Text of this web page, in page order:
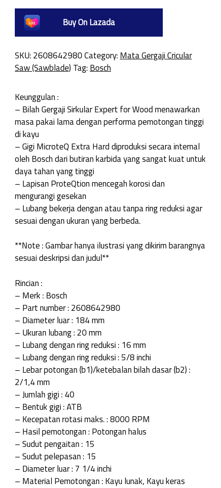
Buy On Lazada
SKU: 2608642980Category: Mata Gergaji Cricular
Saw (Sawblade) Tag: Bosch
Keunggulan :
– Bilah Gergaji Sirkular Expert for Wood menawarkan
masa pakai lama dengan performa pemotongan tinggi
di kayu
– Gigi MicroteQ Extra Hard diproduksi secara internal
oleh Bosch dari butiran karbida yang sangat kuat untuk
daya tahan yang tinggi
– Lapisan ProteQtion mencegah korosi dan
mengurangi gesekan
– Lubang bekerja dengan atau tanpa ring reduksi agar
sesuai dengan ukuran yang berbeda.
**Note : Gambar hanya ilustrasi yang dikirim barangnya
sesuai deskripsi dan judul**
Rincian :
– Merk : Bosch
– Part number : 2608642980
– Diameter luar : 184 mm
– Ukuran lubang : 20 mm
– Lubang dengan ring reduksi : 16 mm
– Lubang dengan ring reduksi : 5/8 inchi
– Lebar potongan (b1)/ketebalan bilah dasar (b2) :
2/1,4 mm
– Jumlah gigi : 40
– Bentuk gigi : ATB
– Kecepatan rotasi maks. : 8000 RPM
– Hasil pemotongan : Potongan halus
– Sudut pengaitan : 15
– Sudut pelepasan : 15
– Diameter luar : 7 1/4 inchi
– Material Pemotongan : Kayu lunak, Kayu keras